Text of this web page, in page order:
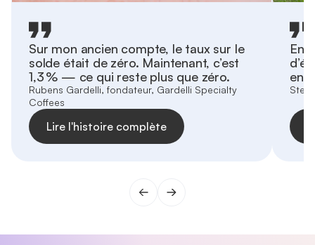
Sur mon ancien compte, le taux sur le
solde était de zéro. Maintenant, c’est
1,3 % — ce qui reste plus que zéro.
Rubens Gardelli, fondateur, Gardelli Specialty
Coffees
Lire l'histoire complète
En